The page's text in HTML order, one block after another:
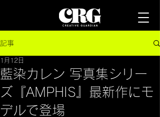
記事
藍染カレン 写真集シリー
ズ『AMPHIS』最新作にモ
デルで登場
1月12日